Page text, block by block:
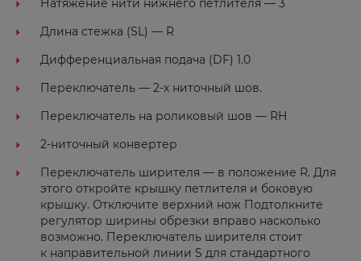
Натяжение нити нижнего петлителя — 3
Длина стежка (SL) — R
Дифференциальная подача (DF) 1.0
Переключатель — 2-х ниточный шов.
Переключатель на роликовый шов — RH
2-ниточный конвертер
Переключатель ширителя — в положение R. Для
этого откройте крышку петлителя и боковую
крышку. Отключите верхний нож Подтолкните
регулятор ширины обрезки вправо насколько
возможно. Переключатель ширителя стоит
к направительной линии S для стандартного
Йошкар-Ола
Казань
Калач-на-Дону
Калининград
Калуга